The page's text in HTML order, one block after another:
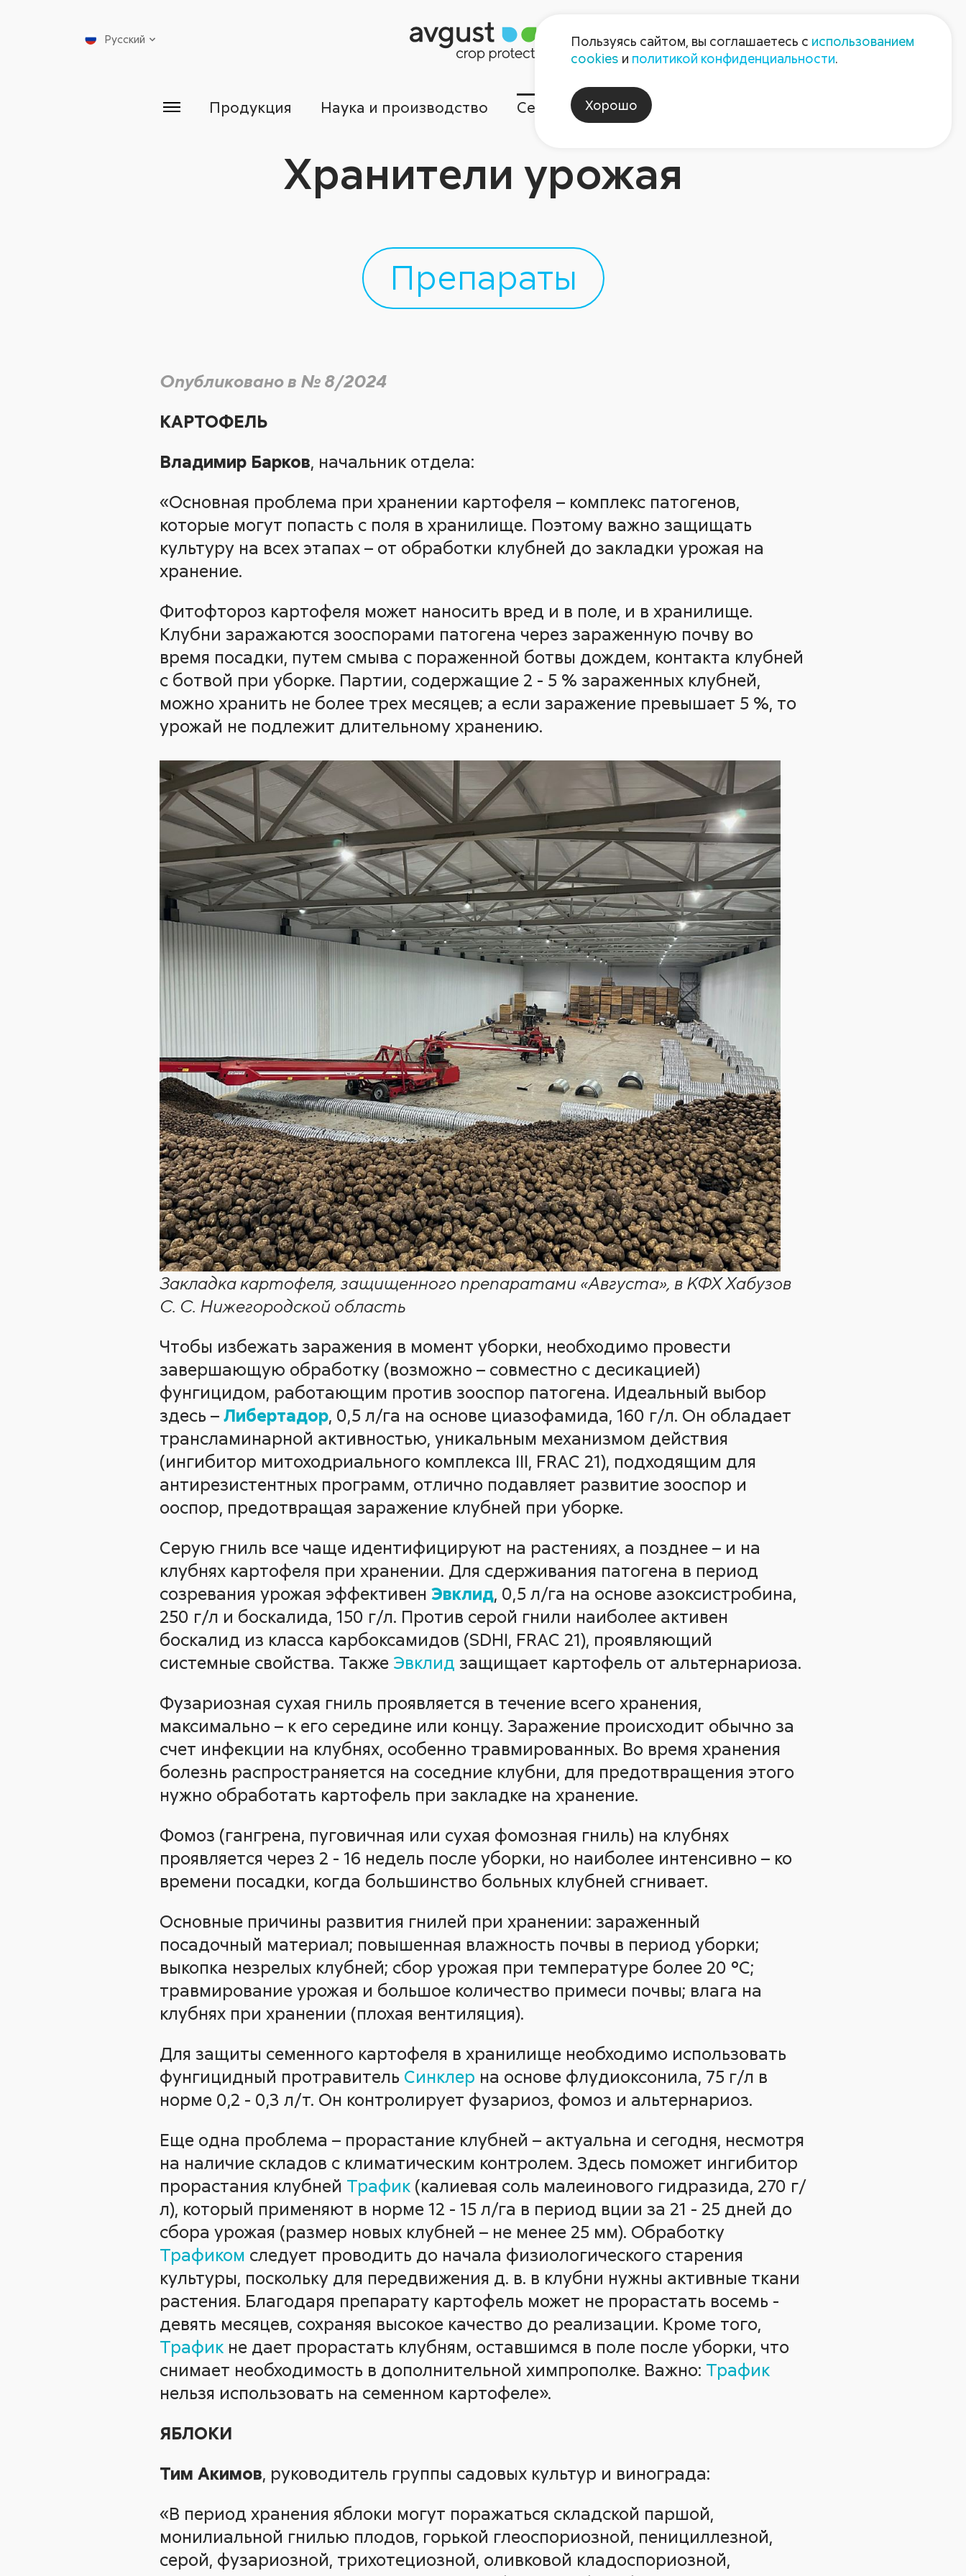
Пресс-центр Контакты
Русский
Продукция Наука и производство Сервисы Компания
Хранители урожая
Препараты
Опубликовано в № 8/2024
КАРТОФЕЛЬ
Владимир Барков , начальник отдела:
«Основная проблема при хранении картофеля – комплекс патогенов,
которые могут попасть с поля в хранилище. Поэтому важно защищать
культуру на всех этапах – от обработки клубней до закладки урожая на
хранение.
Фитофтороз картофеля может наносить вред и в поле, и в хранилище.
Клубни заражаются зооспорами патогена через зараженную почву во
время посадки, путем смыва с пораженной ботвы дождем, контакта клубней
с ботвой при уборке. Партии, содержащие 2 - 5 % зараженных клубней,
можно хранить не более трех месяцев; а если заражение превышает 5 %, то
урожай не подлежит длительному хранению.
Закладка картофеля, защищенного препаратами «Августа», в КФХ Хабузов
С. С. Нижегородской область
Чтобы избежать заражения в момент уборки, необходимо провести
завершающую обработку (возможно – совместно с десикацией)
фунгицидом, работающим против зооспор патогена. Идеальный выбор
здесь – Либертадор , 0,5 л/га на основе циазофамида, 160 г/л. Он обладает
трансламинарной активностью, уникальным механизмом действия
(ингибитор митоходриального комплекса III, FRAC 21), подходящим для
антирезистентных программ, отлично подавляет развитие зооспор и
ооспор, предотвращая заражение клубней при уборке.
Серую гниль все чаще идентифицируют на растениях, а позднее – и на
клубнях картофеля при хранении. Для сдерживания патогена в период
созревания урожая эффективен Эвклид , 0,5 л/га на основе азоксистробина,
250 г/л и боскалида, 150 г/л. Против серой гнили наиболее активен
боскалид из класса карбоксамидов (SDHI, FRAC 21), проявляющий
системные свойства. Также Эвклид защищает картофель от альтернариоза.
Фузариозная сухая гниль проявляется в течение всего хранения,
максимально – к его середине или концу. Заражение происходит обычно за
счет инфекции на клубнях, особенно травмированных. Во время хранения
болезнь распространяется на соседние клубни, для предотвращения этого
нужно обработать картофель при закладке на хранение.
Фомоз (гангрена, пуговичная или сухая фомозная гниль) на клубнях
проявляется через 2 - 16 недель после уборки, но наиболее интенсивно – ко
времени посадки, когда большинство больных клубней сгнивает.
Основные причины развития гнилей при хранении: зараженный
посадочный материал; повышенная влажность почвы в период уборки;
выкопка незрелых клубней; сбор урожая при температуре более 20 °C;
травмирование урожая и большое количество примеси почвы; влага на
клубнях при хранении (плохая вентиляция).
Для защиты семенного картофеля в хранилище необходимо использовать
фунгицидный протравитель Синклер на основе флудиоксонила, 75 г/л в
норме 0,2 - 0,3 л/т. Он контролирует фузариоз, фомоз и альтернариоз.
Еще одна проблема – прорастание клубней – актуальна и сегодня, несмотря
на наличие складов с климатическим контролем. Здесь поможет ингибитор
прорастания клубней Трафик (калиевая соль малеинового гидразида, 270 г/
л), который применяют в норме 12 - 15 л/га в период вции за 21 - 25 дней до
сбора урожая (размер новых клубней – не менее 25 мм). Обработку
Трафиком следует проводить до начала физиологического старения
культуры, поскольку для передвижения д. в. в клубни нужны активные ткани
растения. Благодаря препарату картофель может не прорастать восемь -
девять месяцев, сохраняя высокое качество до реализации. Кроме того,
Трафик не дает прорастать клубням, оставшимся в поле после уборки, что
снимает необходимость в дополнительной химпрополке. Важно: Трафик
нельзя использовать на семенном картофеле».
ЯБЛОКИ
Тим Акимов , руководитель группы садовых культур и винограда:
«В период хранения яблоки могут поражаться складской паршой,
монилиальной гнилью плодов, горькой глеоспориозной, пенициллезной,
серой, фузариозной, трихотециозной, оливковой кладоспориозной,
Пользуясь сайтом, вы соглашаетесь с использованием
cookies и политикой конфиденциальности.
Хорошо